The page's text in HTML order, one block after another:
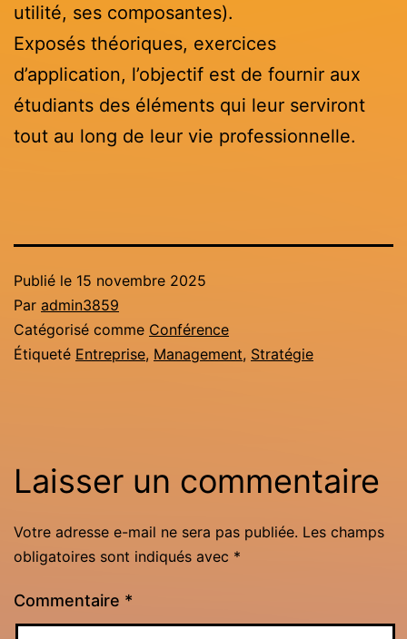
utilité, ses composantes).
Exposés théoriques, exercices
d’application, l’objectif est de fournir aux
étudiants des éléments qui leur serviront
tout au long de leur vie professionnelle.
Publié le 15 novembre 2025
Par admin3859
Catégorisé comme Conférence
Étiqueté Entreprise, Management, Stratégie
Laisser un commentaire
Votre adresse e-mail ne sera pas publiée. Les champs
obligatoires sont indiqués avec *
Commentaire *